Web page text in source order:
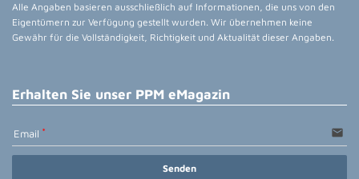
Alle Angaben basieren ausschließlich auf Informationen, die uns von den
Eigentümern zur Verfügung gestellt wurden. Wir übernehmen keine
Gewähr für die Vollständigkeit, Richtigkeit und Aktualität dieser Angaben.
Erhalten Sie unser PPM eMagazin
Email email
Senden